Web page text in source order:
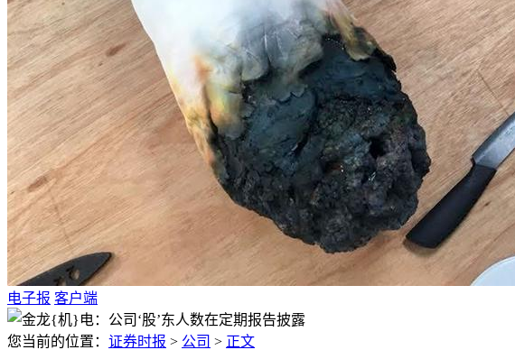
电子报 客户端
您当前的位置： 证券时报 > 公司 > 正文